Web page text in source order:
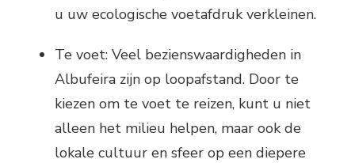
u uw ecologische voetafdruk verkleinen.
Te voet: Veel bezienswaardigheden in
Albufeira zijn op loopafstand. Door te
kiezen om te voet te reizen, kunt u niet
alleen het milieu helpen, maar ook de
lokale cultuur en sfeer op een diepere